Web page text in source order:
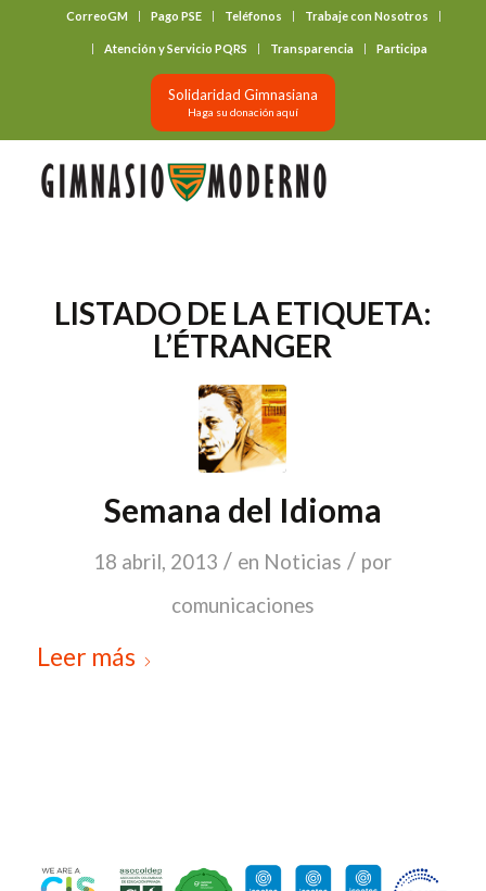
CorreoGM Pago PSE Teléfonos Trabaje con Nosotros
Atención y Servicio PQRS Transparencia Participa
Solidaridad Gimnasiana
Haga su donación aquí
LISTADO DE LA ETIQUETA:
L’ÉTRANGER
Semana del Idioma
18 abril, 2013 / en Noticias / por
comunicaciones
Leer más